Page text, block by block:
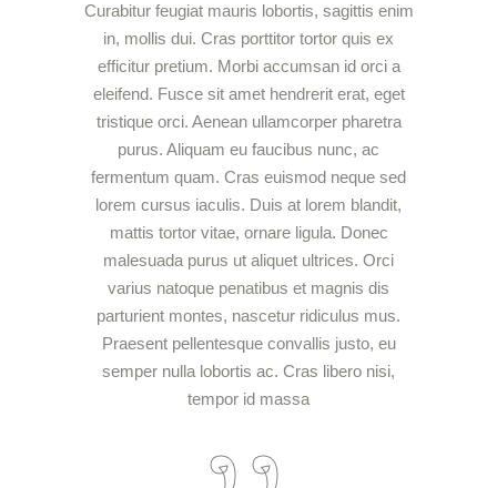
Curabitur feugiat mauris lobortis, sagittis enim
in, mollis dui. Cras porttitor tortor quis ex
efficitur pretium. Morbi accumsan id orci a
eleifend. Fusce sit amet hendrerit erat, eget
tristique orci. Aenean ullamcorper pharetra
purus. Aliquam eu faucibus nunc, ac
fermentum quam. Cras euismod neque sed
lorem cursus iaculis. Duis at lorem blandit,
mattis tortor vitae, ornare ligula. Donec
malesuada purus ut aliquet ultrices. Orci
varius natoque penatibus et magnis dis
parturient montes, nascetur ridiculus mus.
Praesent pellentesque convallis justo, eu
semper nulla lobortis ac. Cras libero nisi,
tempor id massa